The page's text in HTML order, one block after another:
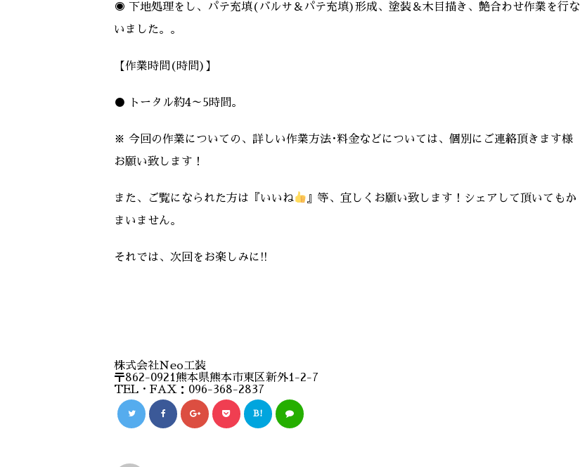
◉ 下地処理をし、パテ充填(バルサ＆パテ充填)形成、塗装＆木目描き、艶合わせ作業を行な
いました。。
【作業時間(時間)】
● トータル約4～5時間。
※ 今回の作業についての、詳しい作業方法･料金などについては、個別にご連絡頂きます様
お願い致します！
また、ご覧になられた方は『いいね
』等、宜しくお願い致します！シェアして頂いてもか
まいません。
それでは、次回をお楽しみに!!
株式会社Ｎeo工装
〒862-0921熊本県熊本市東区新外1-2-7
TEL・FAX：096-368-2837
B!